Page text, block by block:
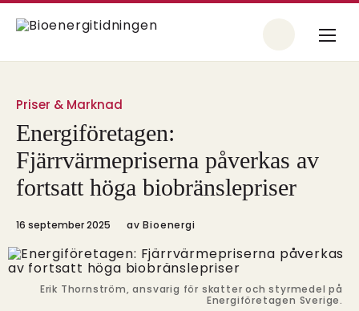
Priser & Marknad
Energiföretagen:
Fjärrvärmepriserna påverkas av
fortsatt höga biobränslepriser
16 september 2025 av Bioenergi
Erik Thornström, ansvarig för skatter och styrmedel på
Energiföretagen Sverige.